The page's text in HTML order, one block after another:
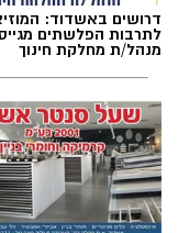
דרושים באשדוד:
לתרבות הפלשתים
מנהל/ת מחלקת חינוך